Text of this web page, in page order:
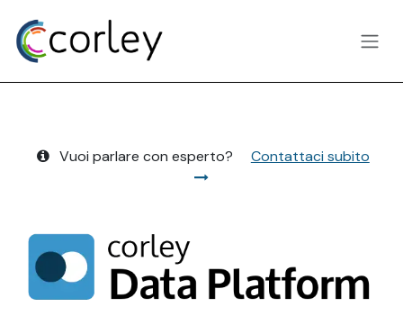
Vuoi parlare con esperto? Contattaci subito